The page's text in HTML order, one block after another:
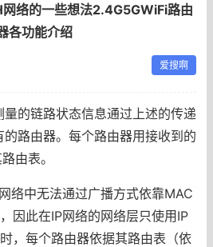
络的一些想法2.4G5GWiFi路由
各功能介绍
爱搜啊
量的链路状态信息通过上述的传递
的路由器。每个路由器用接收到的
由表。
络中无法通过广播方式依靠MAC
因此在IP网络的网络层只使用IP
，每个路由器依据其路由表（依